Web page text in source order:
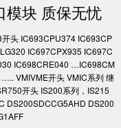
模块 质保无忧
头 IC693CPU374 IC693CP
IC697CPX935 IC697C
IC698CRE040 …IC698CM
VMIVME开头 VMIC系列 继
开头 IS200系列，IS215
DS200SDCCG5AHD DS200